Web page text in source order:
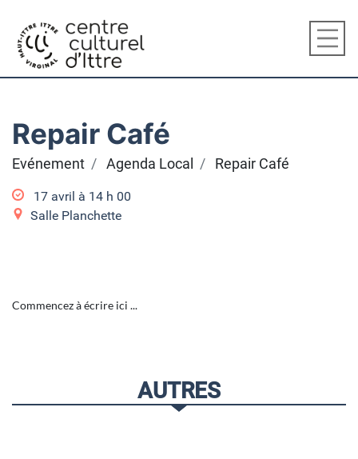
Repair Café
Evénement Agenda Local Repair Café
17 avril à 14 h 00
Salle Planchette
Commencez à écrire ici ...
AUTRES